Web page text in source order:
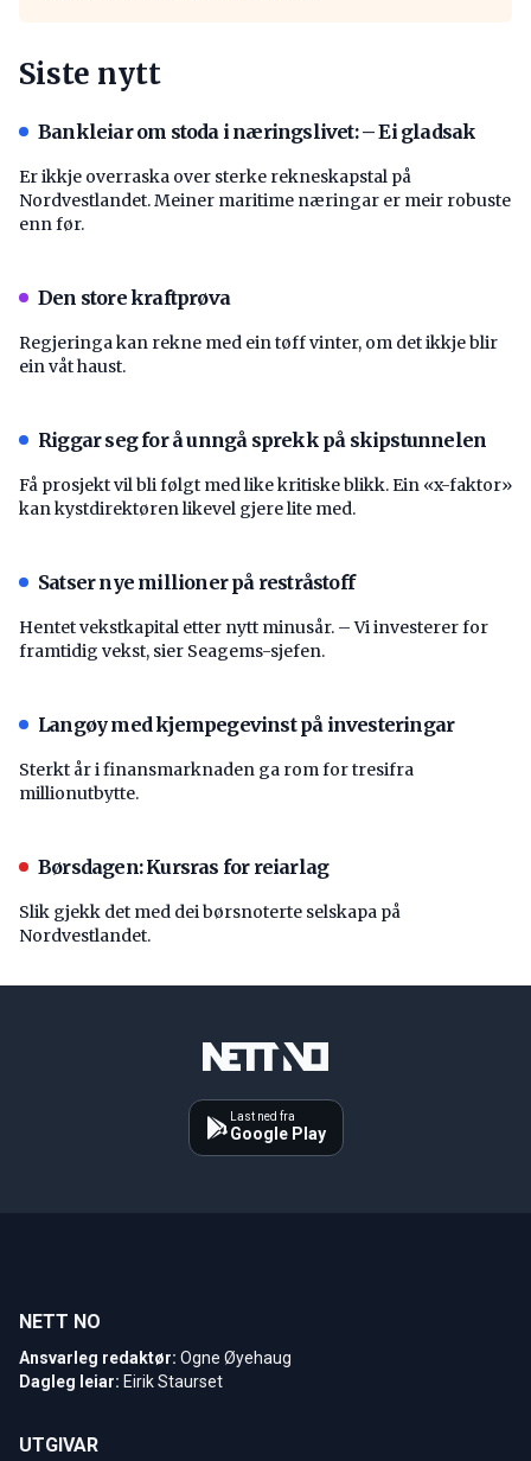
Siste nytt
Bankleiar om stoda i næringslivet: – Ei gladsak
Er ikkje overraska over sterke rekneskapstal på
Nordvestlandet. Meiner maritime næringar er meir robuste
enn før.
Den store kraftprøva
Regjeringa kan rekne med ein tøff vinter, om det ikkje blir
ein våt haust.
Riggar seg for å unngå sprekk på skipstunnelen
Få prosjekt vil bli følgt med like kritiske blikk. Ein «x-faktor»
kan kystdirektøren likevel gjere lite med.
Satser nye millioner på restråstoff
Hentet vekstkapital etter nytt minusår. – Vi investerer for
framtidig vekst, sier Seagems-sjefen.
Langøy med kjempegevinst på investeringar
Sterkt år i finansmarknaden ga rom for tresifra
millionutbytte.
Børsdagen: Kursras for reiarlag
Slik gjekk det med dei børsnoterte selskapa på
Nordvestlandet.
Last ned fra
Google Play
NETT NO
Ansvarleg redaktør: Ogne Øyehaug
Dagleg leiar: Eirik Staurset
UTGIVAR